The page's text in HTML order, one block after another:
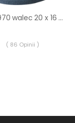
Abażur 9970 walec 20 x 16 cm tkanina niebieski E27 TK LIGHTING
( 86 Opinii )